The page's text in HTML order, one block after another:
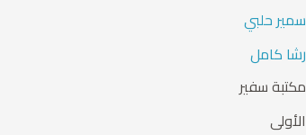
سمير حلبي
رشا كامل
مكتبة سفير
الأولى